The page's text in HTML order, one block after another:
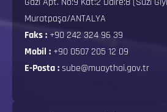
Muratpaşa/ANTALYA
Faks : +90 242 324 96 39
Mobil : +90 0507 205 12 09
E-Posta :sube@muaythai.gov.tr